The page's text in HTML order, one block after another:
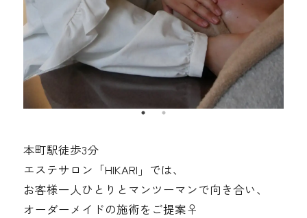
本町駅徒歩3分
エステサロン「HIKARI」では、
お客様一人ひとりとマンツーマンで向き合い、
オーダーメイドの施術をご提案‍♀️